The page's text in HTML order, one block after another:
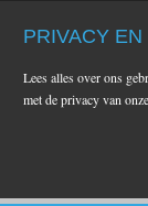
PRIVACY
Lees alles over ons
met de privacy van